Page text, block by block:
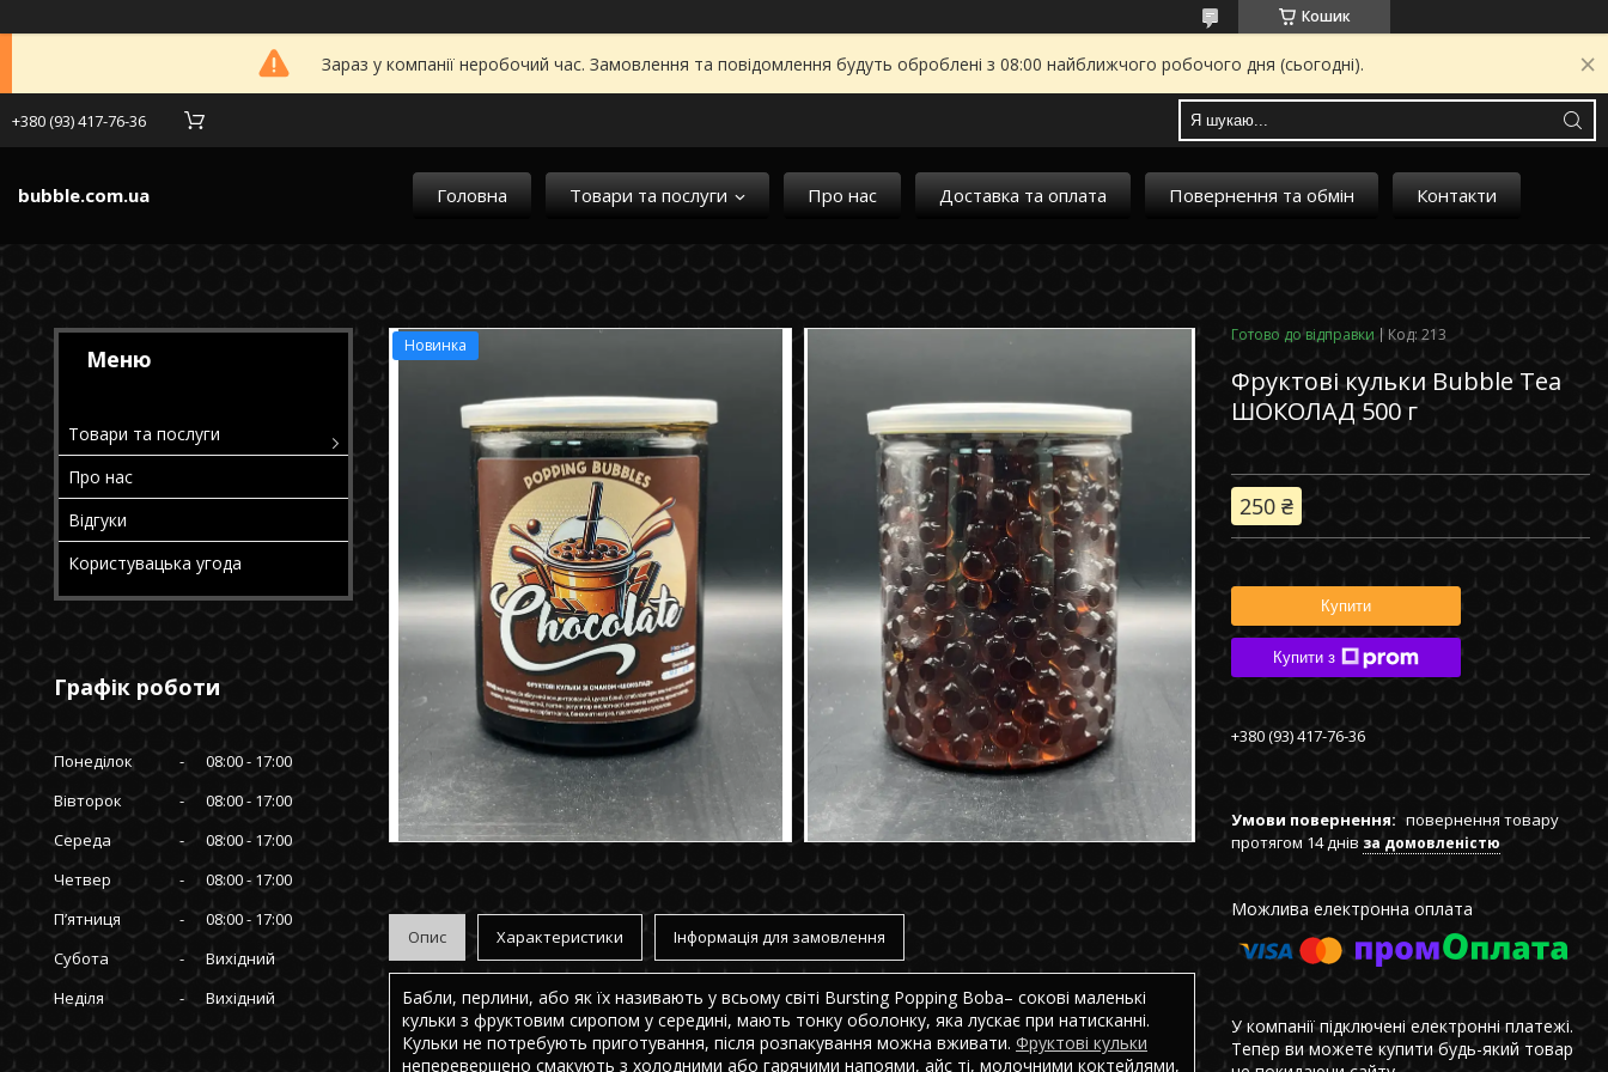
Кошик
Зараз у компанії неробочий час. Замовлення та повідомлення будуть оброблені з 08:00 найближчого робочого дня (сьогодні).
+380 (93) 417-76-36
bubble.com.ua Головна Товари та послуги Про нас Доставка та оплата Повернення та обмін Контакти
Товари та послуги
Про нас
Відгуки
Користувацька угода
Графік роботи
Понеділок 08:00
17:00
Вівторок
08:00
17:00
Середа
08:00
17:00
Четвер
08:00
17:00
Пʼятниця
08:00
17:00
Субота
Вихідний
Неділя
Вихідний
Новинка
Опис Характеристики Інформація для замовлення
Бабли, перлини, або як їх називають у всьому світі Bursting Popping Boba– сокові маленькі
кульки з фруктовим сиропом у середині, мають тонку оболонку, яка лускає при натисканні.
Кульки не потребують приготування, після розпакування можна вживати. Фруктові кульки
неперевершено смакують з холодними або гарячими напоями, айс ті, молочними коктейлями,
Готово до відправки Код: 213
Фруктові кульки Bubble Tea
ШОКОЛАД 500 г
250 ₴
Купити
Купити з
+380 (93) 417-76-36
повернення товару
протягом 14 днів за домовленістю
У компанії підключені електронні платежі.
Тепер ви можете купити будь-який товар